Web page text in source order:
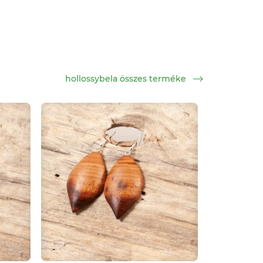
hollossybela összes terméke